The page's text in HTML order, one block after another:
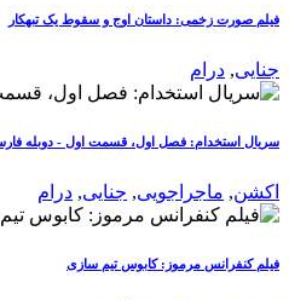
فیلم صورت زخمی: داستان اوج و سقوط یک تبهکار
جنایی, درام
سریال استخدام: فصل اول، قسمت اول - دوبله
اکشن, ماجراجویی, جنایی, درام
فیلم کنفرانس مرموز: کابوس تیم سازی